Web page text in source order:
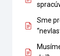
Sme